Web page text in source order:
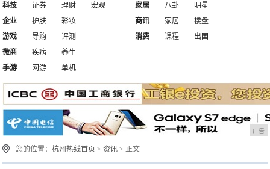
科技
证券 理财 宏观
家居
八卦
明星
企业
护肤
彩妆
游戏
导购 评测
商讯 家居
楼盘
消费
课程
出国
微商
疾病
养生
手游
网游 单机
广告
您的位置：杭州热线首页 >资讯 > 正文